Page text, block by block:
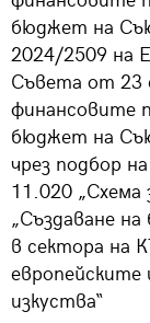
бюджет на
2024/2509 на
Съвета от 23
финансовите
бюджет на
чрез подбор
11.020 „Схема
„Създаване на
в сектора на
европейските
изкуства“